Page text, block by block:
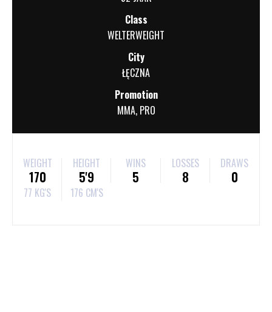
Class
WELTERWEIGHT
City
ŁĘCZNA
Promotion
MMA, PRO
WEIGHT
170
77 KG'S
HEIGHT
5'9
176 CM'S
WINS
5
LOSSES
8
DRAWS
0